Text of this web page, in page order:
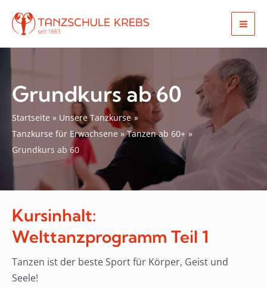
Inhalt
springen
Grundkurs ab 60
Startseite
Unsere Tanzkurse
Tanzkurse für Erwachsene
Tanzen ab 60+
Grundkurs ab 60
Kursinhalt:
Welttanzprogramm Teil 1
Tanzen ist der beste Sport für Körper, Geist und
Seele!